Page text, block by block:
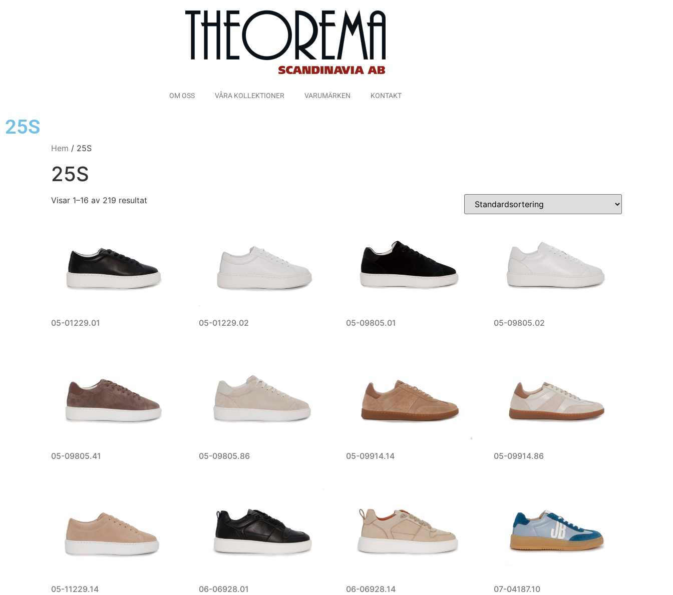
OM OSS VÅRA KOLLEKTIONER VARUMÄRKEN KONTAKT
25S
Hem / 25S
25S
Visar 1–16 av 219 resultat
05-01229.01 05-01229.02 05-09805.01 05-09805.02
05-09805.41 05-09805.86 05-09914.14 05-09914.86
05-11229.14 06-06928.01 06-06928.14 07-04187.10